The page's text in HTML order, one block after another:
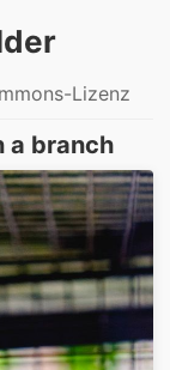
Lizenz
a branch